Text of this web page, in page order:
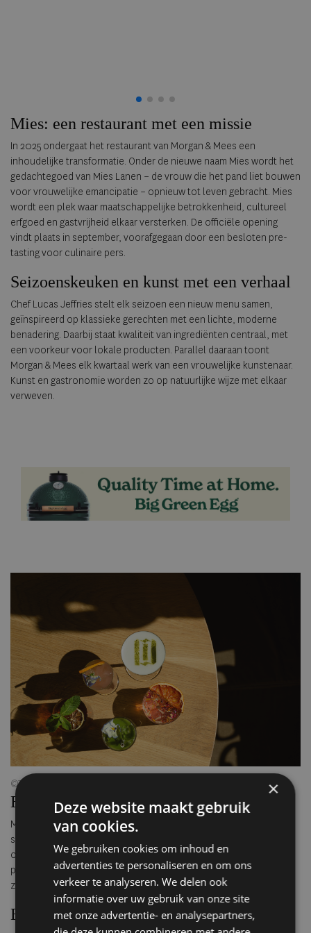
Mies: een restaurant met een missie
In 2025 ondergaat het restaurant van Morgan & Mees een
inhoudelijke transformatie. Onder de nieuwe naam Mies wordt het
gedachtegoed van Mies Lanen – de vrouw die het pand liet bouwen
voor vrouwelijke emancipatie – opnieuw tot leven gebracht. Mies
wordt een plek waar maatschappelijke betrokkenheid, cultureel
erfgoed en gastvrijheid elkaar versterken. De officiële opening
vindt plaats in september, voorafgegaan door een besloten pre-
tasting voor culinaire pers.
Seizoenskeuken en kunst met een verhaal
Chef Lucas Jeffries stelt elk seizoen een nieuw menu samen,
geïnspireerd op klassieke gerechten met een lichte, moderne
benadering. Daarbij staat kwaliteit van ingrediënten centraal, met
een voorkeur voor lokale producten. Parallel daaraan toont
Morgan & Mees elk kwartaal werk van een vrouwelijke kunstenaar.
Kunst en gastronomie worden zo op natuurlijke wijze met elkaar
verweven.
©TCPPhotography
Een creatieve hub
Met haar authentieke interieur, flexibele ruimtes en persoonlijke
sfeer is Morgan & Mees ook geliefd als locatie voor merken,
ondernemers en creatieven. Van brainstorms en
productlanceringen tot fotoshoots en diners: de mogelijkheden
zijn breed en de setting onderscheidend.
Eventkalender: wat je niet wilt missen
×
Deze website maakt gebruik
van cookies.
We gebruiken cookies om inhoud en
advertenties te personaliseren en om ons
verkeer te analyseren. We delen ook
informatie over uw gebruik van onze site
met onze advertentie- en analysepartners,